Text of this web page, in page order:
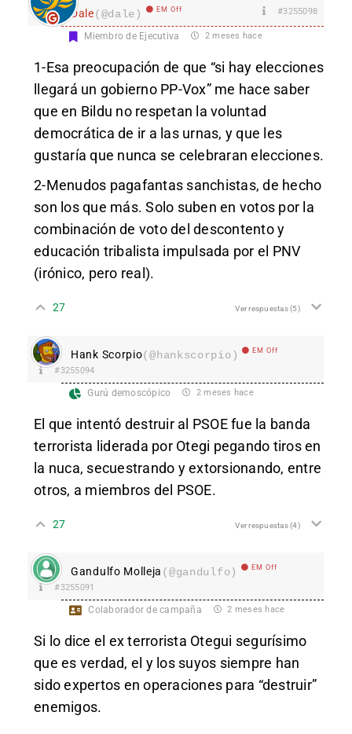
Dale(@dale) EM Off #3255098
Miembro de Ejecutiva 2 meses hace
1-Esa preocupación de que “si hay elecciones
llegará un gobierno PP-Vox” me hace saber
que en Bildu no respetan la voluntad
democrática de ir a las urnas, y que les
gustaría que nunca se celebraran elecciones.
2-Menudos pagafantas sanchistas, de hecho
son los que más. Solo suben en votos por la
combinación de voto del descontento y
educación tribalista impulsada por el PNV
(irónico, pero real).
27 Ver respuestas(5)
Hank Scorpio(@hankscorpio) EM Off
#3255094
Gurú demoscópico 2 meses hace
El que intentó destruir al PSOE fue la banda
terrorista liderada por Otegi pegando tiros en
la nuca, secuestrando y extorsionando, entre
otros, a miembros del PSOE.
27 Ver respuestas(4)
Gandulfo Molleja (@gandulfo) EM Off
#3255091
Colaborador de campaña 2 meses hace
Si lo dice el ex terrorista Otegui segurísimo
que es verdad, el y los suyos siempre han
sido expertos en operaciones para “destruir”
enemigos.